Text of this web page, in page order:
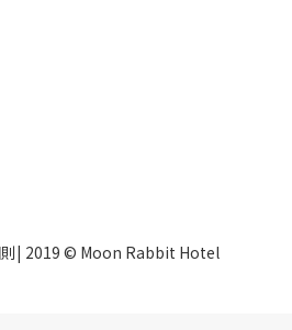
| 2019 © Moon Rabbit Hotel